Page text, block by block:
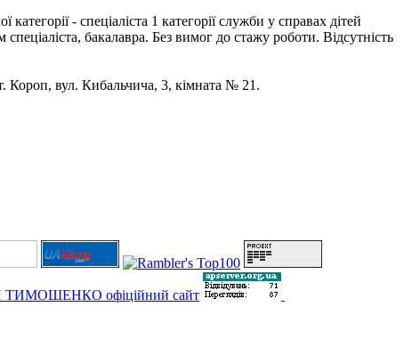
- спеціаліста 1 категорії служби у справах дітей
бакалавра. Без вимог до стажу роботи. Відсутність
Короп, вул. Кибальчича, 3, кімната № 21.